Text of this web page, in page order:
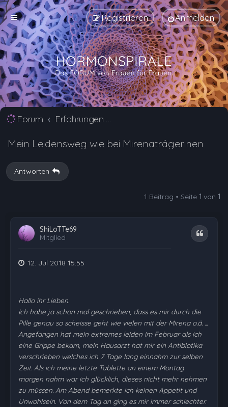
Anmelden
Registrieren
Forum Erfahrungen mit Verhütungsmittel Alternativen
Mein Leidensweg wie bei Mirenaträgerinen
Antworten
1 Beitrag • Seite 1 von 1
ShiLoTTe69
Mitglied
Zitat
12. Jul 2018 15:55
Hallo ihr Lieben.
Ich habe ja schon mal geschrieben, dass es mir durch die
Pille genau so scheisse geht wie vielen mit der Mirena o.ä. ...
Angefangen hat mein extremes leiden im Februar als ich
eine Grippe bekam, mein Hausarzt hat mir ein Antibiotika
verschrieben welches ich 7 Tage lang einnahm zur selben
Zeit. Als ich meine letzte Tablette an einem Montag
morgen nahm war ich glücklich, dieses nicht mehr nehmen
zu müssen. Am Abend bemerkte ich keinen Appetit und
Unwohlsein. Von dem Tag an ging es mir immer schlechter.